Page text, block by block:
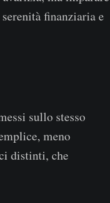
finanziaria e
sullo stesso
meno
distinti, che